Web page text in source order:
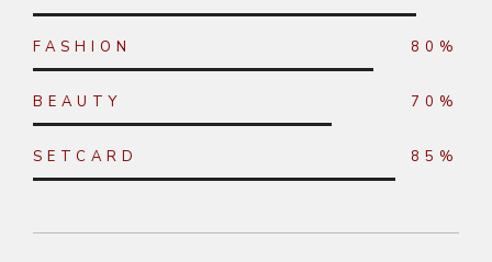
FASHION 80%
BEAUTY 70%
SETCARD 85%